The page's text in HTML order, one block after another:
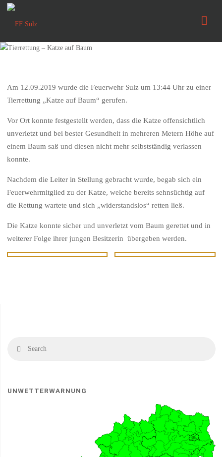
Am 12.09.2019 wurde die Feuerwehr Sulz um 13:44 Uhr zu einer
Tierrettung „Katze auf Baum“ gerufen.
Vor Ort konnte festgestellt werden, dass die Katze offensichtlich
unverletzt und bei bester Gesundheit in mehreren Metern Höhe auf
einem Baum saß und diesen nicht mehr selbstständig verlassen
konnte.
Nachdem die Leiter in Stellung gebracht wurde, begab sich ein
Feuerwehrmitglied zu der Katze, welche bereits sehnsüchtig auf
die Rettung wartete und sich „widerstandslos“ retten ließ.
Die Katze konnte sicher und unverletzt vom Baum gerettet und in
weiterer Folge ihrer jungen Besitzerin übergeben werden.
Search
UNWETTERWARNUNG